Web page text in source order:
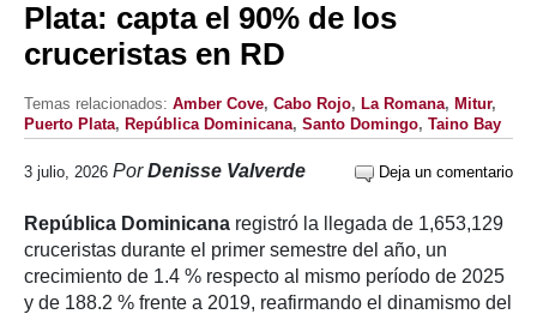
Plata: capta el 90% de los
cruceristas en RD
Temas relacionados: Amber Cove, Cabo Rojo, La Romana, Mitur,
Puerto Plata, República Dominicana, Santo Domingo, Taino Bay
3 julio, 2026 PorDenisse Valverde Deja un comentario
República Dominicana registró la llegada de 1,653,129
cruceristas durante el primer semestre del año, un
crecimiento de 1.4 % respecto al mismo período de 2025
y de 188.2 % frente a 2019, reafirmando el dinamismo del